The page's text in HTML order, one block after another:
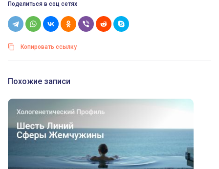
Поделиться в соц сетях
Копировать ссылку
Похожие записи